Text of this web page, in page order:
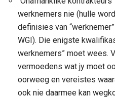
werknemers nie (hulle
definisies van
WGI). Die enigste
werknemers” moet wees.
vermoedens wat jy moet
oorweeg en vereistes
ook nie daarmee kan